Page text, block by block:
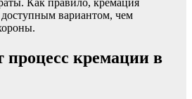
доступным вариантом, чем
процесс кремации в